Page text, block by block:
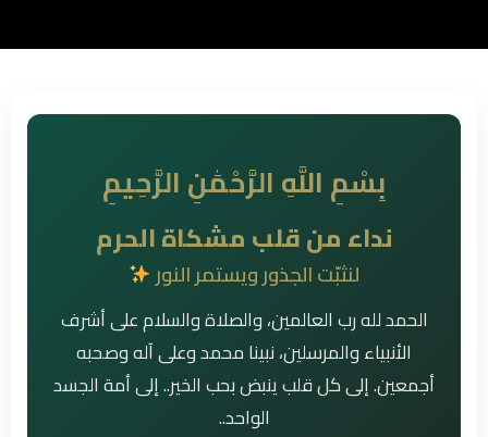
بِسْمِ اللَّهِ الرَّحْمَٰنِ الرَّحِيمِ
نداء من قلب مشكاة الحرم
لنثبّت الجذور ويستمر النور
الحمد لله رب العالمين، والصلاة والسلام على أشرف
الأنبياء والمرسلين، نبينا محمد وعلى آله وصحبه
أجمعين. إلى كل قلب ينبض بحب الخير.. إلى أمة الجسد
الواحد..